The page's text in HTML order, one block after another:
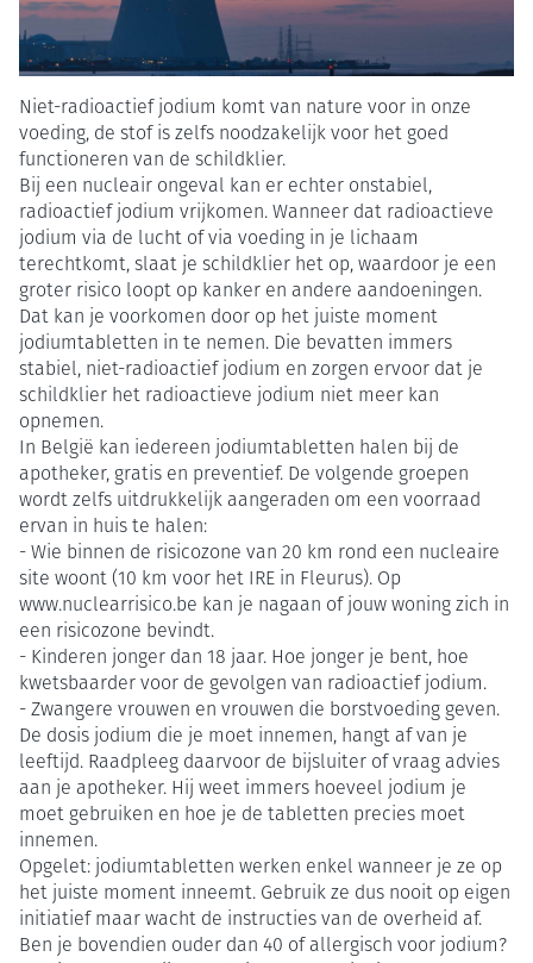
Niet-radioactief jodium komt van nature voor in onze
voeding, de stof is zelfs noodzakelijk voor het goed
functioneren van de schildklier.
Bij een nucleair ongeval kan er echter onstabiel,
radioactief jodium vrijkomen. Wanneer dat radioactieve
jodium via de lucht of via voeding in je lichaam
terechtkomt, slaat je schildklier het op, waardoor je een
groter risico loopt op kanker en andere aandoeningen.
Dat kan je voorkomen door op het juiste moment
jodiumtabletten in te nemen. Die bevatten immers
stabiel, niet-radioactief jodium en zorgen ervoor dat je
schildklier het radioactieve jodium niet meer kan
opnemen.
In België kan iedereen jodiumtabletten halen bij de
apotheker, gratis en preventief. De volgende groepen
wordt zelfs uitdrukkelijk aangeraden om een voorraad
ervan in huis te halen:
- Wie binnen de risicozone van 20 km rond een nucleaire
site woont (10 km voor het IRE in Fleurus). Op
www.nuclearrisico.be kan je nagaan of jouw woning zich in
een risicozone bevindt.
- Kinderen jonger dan 18 jaar. Hoe jonger je bent, hoe
kwetsbaarder voor de gevolgen van radioactief jodium.
- Zwangere vrouwen en vrouwen die borstvoeding geven.
De dosis jodium die je moet innemen, hangt af van je
leeftijd. Raadpleeg daarvoor de bijsluiter of vraag advies
aan je apotheker. Hij weet immers hoeveel jodium je
moet gebruiken en hoe je de tabletten precies moet
innemen.
Opgelet: jodiumtabletten werken enkel wanneer je ze op
het juiste moment inneemt. Gebruik ze dus nooit op eigen
initiatief maar wacht de instructies van de overheid af.
Ben je bovendien ouder dan 40 of allergisch voor jodium?